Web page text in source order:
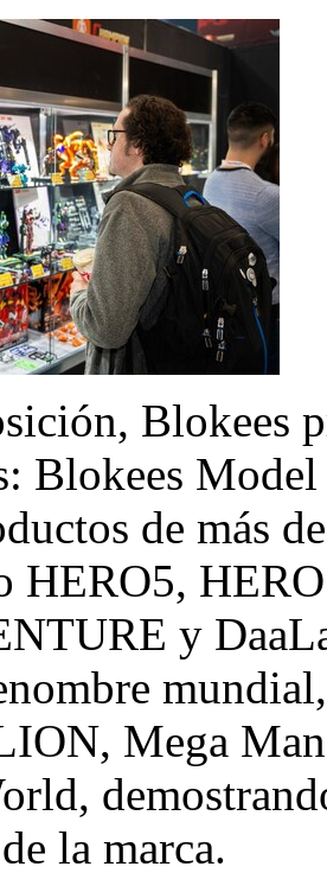
Blokees
Blokees
de más
HERO5,
y
Mega
la marca.